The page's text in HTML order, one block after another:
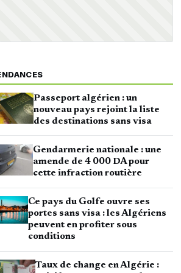
Passeport algérien : un
nouveau pays rejoint la liste
des destinations sans visa
Gendarmerie nationale : une
amende de 4 000 DA pour
cette infraction routière
Ce pays du Golfe ouvre ses
portes sans visa : les Algériens
peuvent en profiter sous
conditions
Taux de change en Algérie :